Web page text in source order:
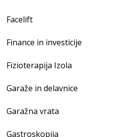
Facelift
Finance in investicije
Fizioterapija Izola
Garaže in delavnice
Garažna vrata
Gastroskopija